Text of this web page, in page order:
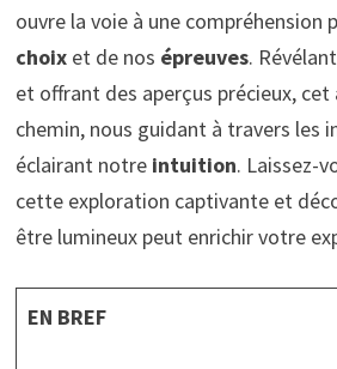
ouvre la voie à une compréhension
choixet de nos épreuves.
et offrant des aperçus précieux, cet
chemin, nous guidant à travers les
éclairant notre intuition. Laissez-
cette exploration captivante et
être lumineux peut enrichir votre
EN BREF